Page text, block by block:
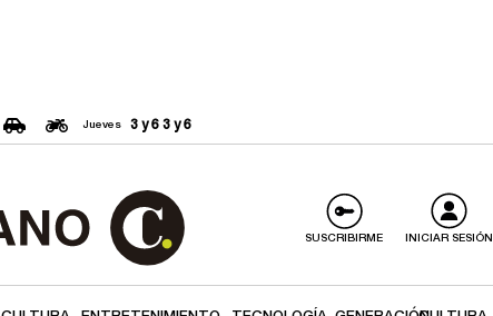
Jueves 3 y 63 y 6
SUSCRIBIRME INICIAR SESIÓN